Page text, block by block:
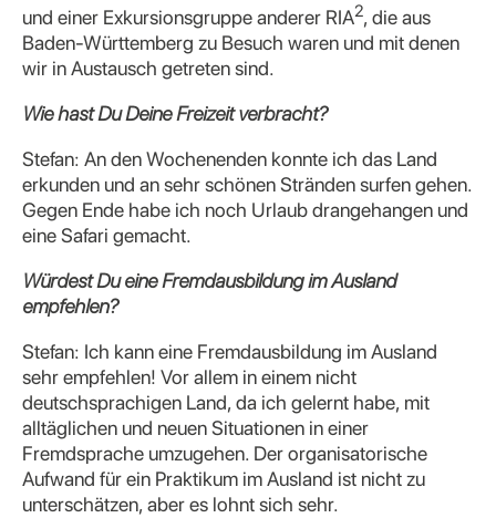
und einer Exkursionsgruppe anderer RIA2, die aus
Baden-Württemberg zu Besuch waren und mit denen
wir in Austausch getreten sind.
Wie hast Du Deine Freizeit verbracht?
Stefan: An den Wochenenden konnte ich das Land
erkunden und an sehr schönen Stränden surfen gehen.
Gegen Ende habe ich noch Urlaub drangehangen und
eine Safari gemacht.
Würdest Du eine Fremdausbildung im Ausland
empfehlen?
Stefan: Ich kann eine Fremdausbildung im Ausland
sehr empfehlen! Vor allem in einem nicht
deutschsprachigen Land, da ich gelernt habe, mit
alltäglichen und neuen Situationen in einer
Fremdsprache umzugehen. Der organisatorische
Aufwand für ein Praktikum im Ausland ist nicht zu
unterschätzen, aber es lohnt sich sehr.